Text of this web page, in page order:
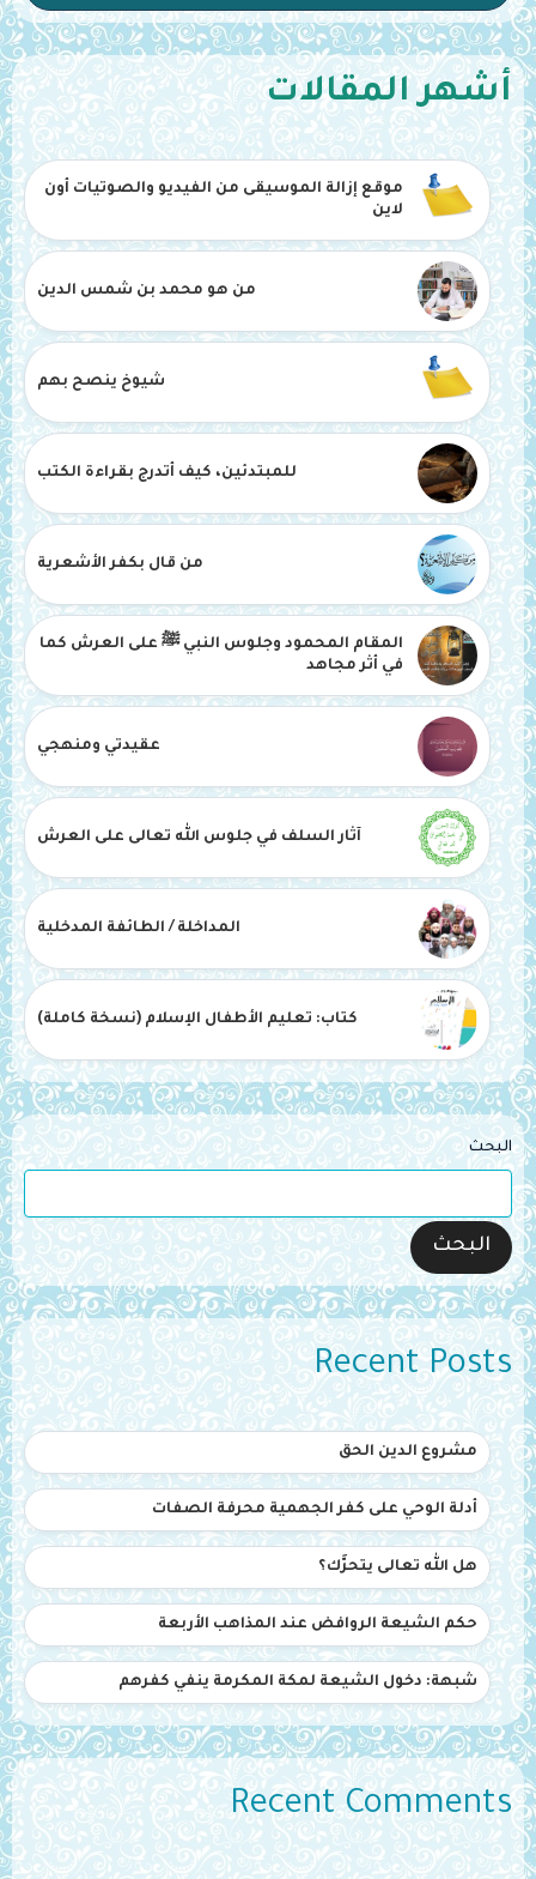
أشهر المقالات
موقع إزالة الموسيقى من الفيديو والصوتيات أون
لاين
من هو محمد بن شمس الدين
شيوخ ينصح بهم
للمبتدئين، كيف أتدرج بقراءة الكتب
من قال بكفر الأشعرية
المقام المحمود وجلوس النبي ﷺ على العرش كما
في أثر مجاهد
عقيدتي ومنهجي
آثار السلف في جلوس الله تعالى على العرش
المداخلة / الطائفة المدخلية
كتاب: تعليم الأطفال الإسلام (نسخة كاملة)
البحث
البحث
Recent Posts
مشروع الدين الحق
أدلة الوحي على كفر الجهمية محرفة الصفات
هل الله تعالى يتحرَّك؟
حكم الشيعة الروافض عند المذاهب الأربعة
شبهة: دخول الشيعة لمكة المكرمة ينفي كفرهم
Recent Comments